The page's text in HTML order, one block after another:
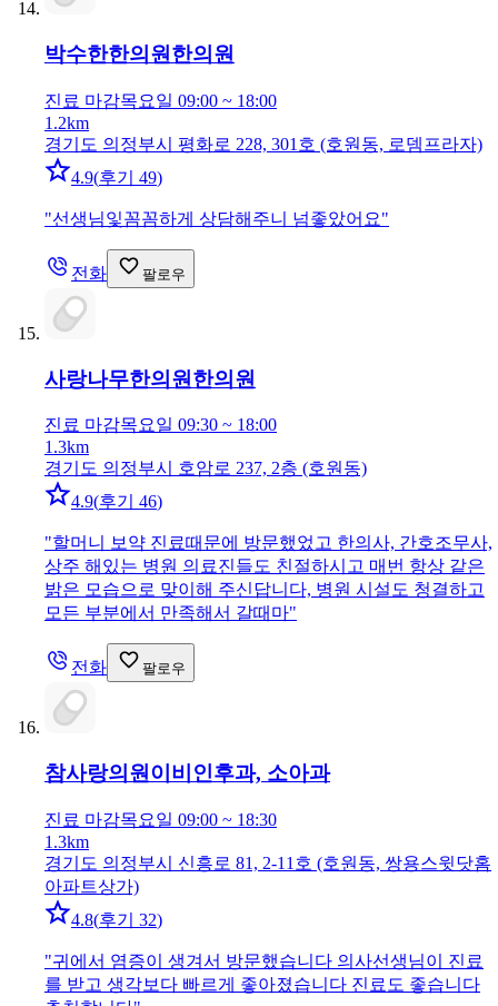
박수한한의원 한의원
진료 마감목요일 09:00 ~ 18:00
1.2km
경기도 의정부시 평화로 228, 301호 (호원동, 로뎀프라자)
4.9(후기 49)
"선생님잋꼼꼼하게 상담해주니 넘좋았어요"
전화 팔로우
사랑나무한의원 한의원
진료 마감목요일 09:30 ~ 18:00
1.3km
경기도 의정부시 호암로 237, 2층 (호원동)
4.9(후기 46)
"할머니 보약 진료때문에 방문했었고 한의사, 간호조무사,
상주 해있는 병원 의료진들도 친절하시고 매번 항상 같은
밝은 모습으로 맞이해 주신답니다, 병원 시설도 청결하고
모든 부분에서 만족해서 갈때마"
전화 팔로우
참사랑의원 이비인후과, 소아과
진료 마감목요일 09:00 ~ 18:30
1.3km
경기도 의정부시 신흥로 81, 2-11호 (호원동, 쌍용스윗닷홈
아파트상가)
4.8(후기 32)
"귀에서 염증이 생겨서 방문했습니다 의사선생님이 진료
를 받고 생각보다 빠르게 좋아졌습니다 진료도 좋습니다